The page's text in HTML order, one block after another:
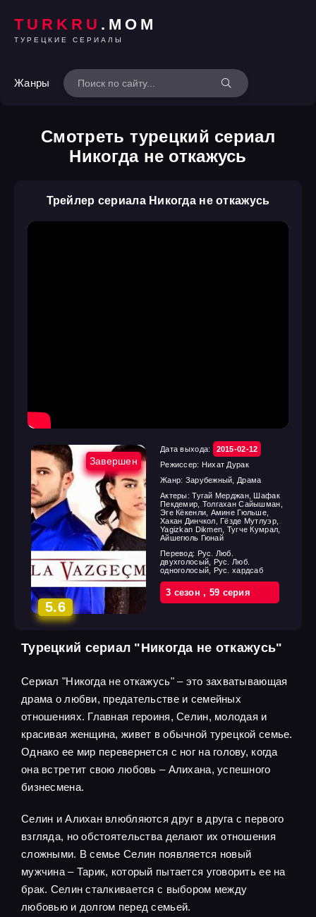
TURKRU .MOM
ТУРЕЦКИЕ СЕРИАЛЫ
Жанры
Смотреть турецкий сериал
Никогда не откажусь
Трейлер сериала Никогда не откажусь
Завершен
5.6
Дата выхода:
2015-02-12
Режиссер: Нихат Дурак
Жанр: Зарубежный, Драма
Актеры:Тугай Мерджан, Шафак
Пекдемир, Толгахан Сайышман,
Эге Кёкенли, Амине Гюльше,
Хакан Динчкол, Гёзде Мутлуэр,
Yagizkan Dikmen, Тугче Кумрал,
Айшегюль Гюнай
Перевод: Рус. Люб.
двухголосый, Рус. Люб.
одноголосый, Рус. хардсаб
3 cезон, 59 cерия
Турецкий сериал "Никогда не откажусь"
Сериал "Никогда не откажусь" – это захватывающая
драма о любви, предательстве и семейных
отношениях. Главная героиня, Селин, молодая и
красивая женщина, живет в обычной турецкой семье.
Однако ее мир перевернется с ног на голову, когда
она встретит свою любовь – Алихана, успешного
бизнесмена.
Селин и Алихан влюбляются друг в друга с первого
взгляда, но обстоятельства делают их отношения
сложными. В семье Селин появляется новый
мужчина – Тарик, который пытается уговорить ее на
брак. Селин сталкивается с выбором между
любовью и долгом перед семьей.